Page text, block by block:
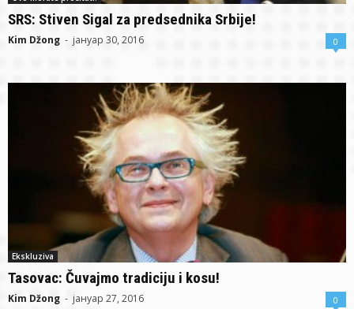
SRS: Stiven Sigal za predsednika Srbije!
Kim Džong - јануар 30, 2016 0
Ekskluziva
Tasovac: Čuvajmo tradiciju i kosu!
Kim Džong - јануар 27, 2016 0